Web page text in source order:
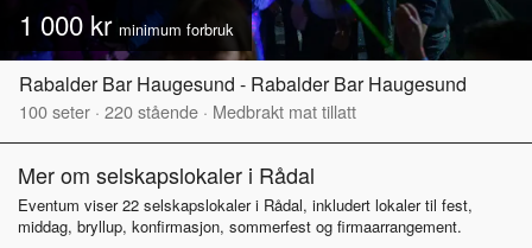
1 000 kr minimum forbruk
Rabalder Bar Haugesund - Rabalder Bar Haugesund
100seter · 220stående · Medbrakt mat tillatt
Mer om selskapslokaler i Rådal
Eventum viser 22 selskapslokaler i Rådal, inkludert lokaler til fest,
middag, bryllup, konfirmasjon, sommerfest og firmaarrangement.